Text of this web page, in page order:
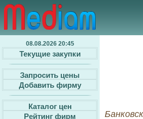
08.08.2026 20:45
Текущие закупки
Запросить цены
Добавить фирму
Каталог цен
Рейтинг фирм